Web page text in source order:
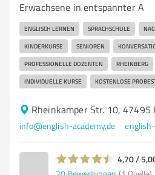
Erwachsene in entspannter A
ENGLISCH LERNEN SPRACHSCHULE
KINDERKURSE SENIOREN
PROFESSIONELLE DOZENTEN RHEINBERG
INDIVIDUELLE KURSE KOSTENLOSE
Rheinkamper Str. 10, 47495
info@english-academy.de
4,70 /